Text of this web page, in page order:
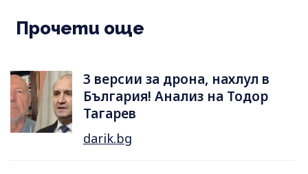
Прочети още
3 версии за дрона, нахлул в
България! Анализ на Тодор
Тагарев
darik.bg